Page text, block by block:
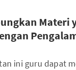
Materi
ini guru dapat